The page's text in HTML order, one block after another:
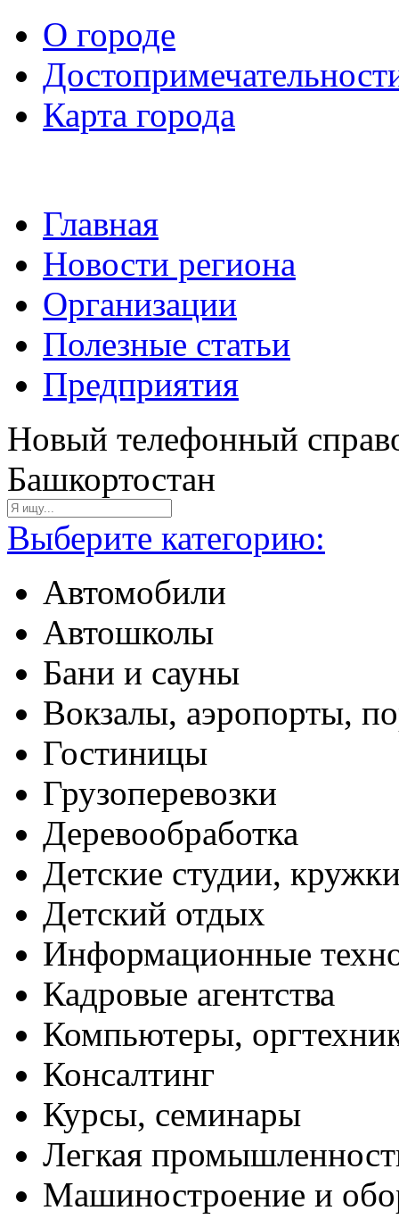
О городе
Карта города
Главная
Новости региона
Организации
Полезные статьи
Предприятия
Новый телефонный
Башкортостан
Выберите категорию:
Автомобили
Автошколы
Бани и сауны
Вокзалы, аэропорты,
Гостиницы
Грузоперевозки
Деревообработка
Детские студии,
Детский отдых
Информационные
Кадровые агентства
Компьютеры,
Консалтинг
Курсы, семинары
Легкая
Машиностроение и